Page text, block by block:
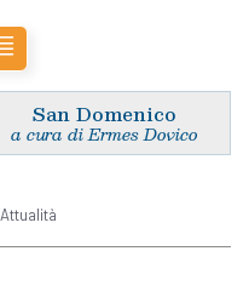
San Domenico
a cura di Ermes Dovico
Attualità